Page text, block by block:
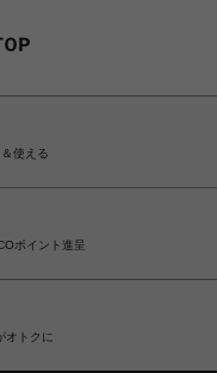
使える
ポイント進呈
オトクに